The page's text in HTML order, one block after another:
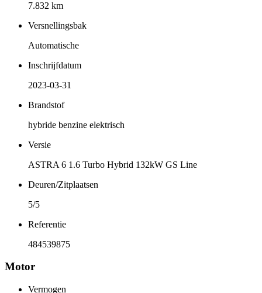
7.832 km
Versnellingsbak
Automatische
Inschrijfdatum
2023-03-31
Brandstof
hybride benzine elektrisch
Versie
ASTRA 6 1.6 Turbo Hybrid 132kW GS Line
Deuren/Zitplaatsen
5/5
Referentie
484539875
Motor
Vermogen